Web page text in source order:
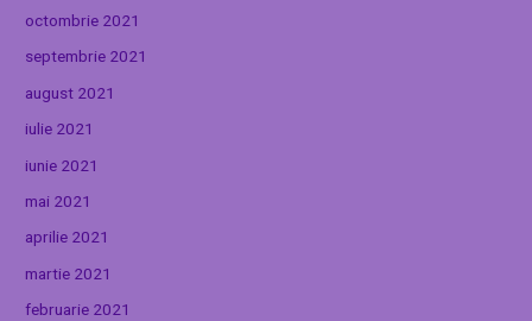
octombrie 2021
septembrie 2021
august 2021
iulie 2021
iunie 2021
mai 2021
aprilie 2021
martie 2021
februarie 2021